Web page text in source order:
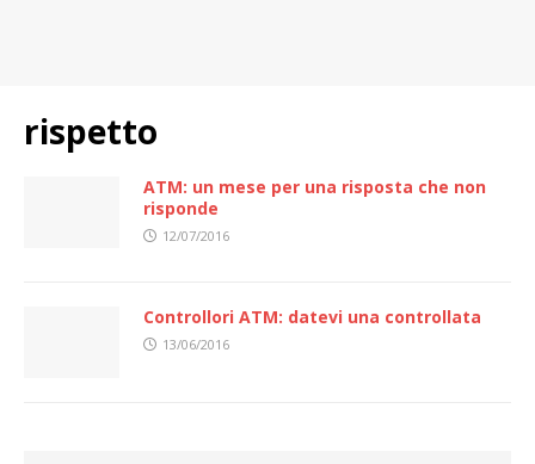
rispetto
ATM: un mese per una risposta che non
risponde
12/07/2016
Controllori ATM: datevi una controllata
13/06/2016